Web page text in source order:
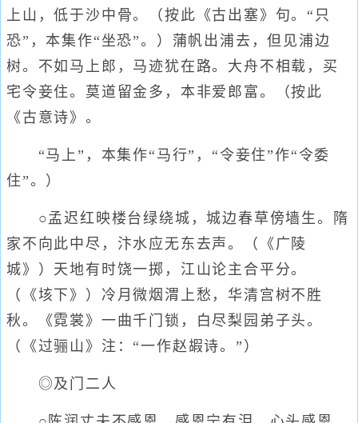
上山，低于沙中骨。（按此《古出塞》句。“只
恐”，本集作“坐恐”。）蒲帆出浦去，但见浦边
树。不如马上郎，马迹犹在路。大舟不相载，买
宅令妾住。莫道留金多，本非爱郎富。（按此
《古意诗》。
“马上”，本集作“马行”，“令妾住”作“令委
住”。）
○孟迟红映楼台绿绕城，城边春草傍墙生。隋
家不向此中尽，汴水应无东去声。（《广陵
城》）天地有时饶一掷，江山论主合平分。
（《垓下》）冷月微烟渭上愁，华清宫树不胜
秋。《霓裳》一曲千门锁，白尽梨园弟子头。
（《过骊山》注：“一作赵嘏诗。”）
◎及门二人